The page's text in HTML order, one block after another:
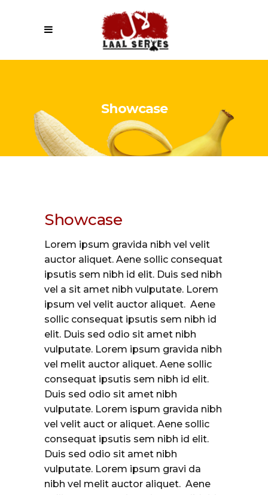
Showcase
Showcase
Lorem ipsum gravida nibh vel velit
auctor aliquet. Aene sollic consequat
ipsutis sem nibh id elit. Duis sed nibh
vel a sit amet nibh vulputate. Lorem
ipsum vel velit auctor aliquet. Aene
sollic consequat ipsutis sem nibh id
elit. Duis sed odio sit amet nibh
vulputate. Lorem ipsum gravida nibh
vel melit auctor aliquet. Aene sollic
consequat ipsutis sem nibh id elit.
Duis sed odio sit amet nibh
vulputate. Lorem ispum gravida nibh
vel velit auct or aliquet. Aene sollic
consequat ipsutis sem nibh id elit.
Duis sed odio sit amet nibh
vulputate. Lorem ipsum gravi da
nibh vel melit auctor aliquet. Aene